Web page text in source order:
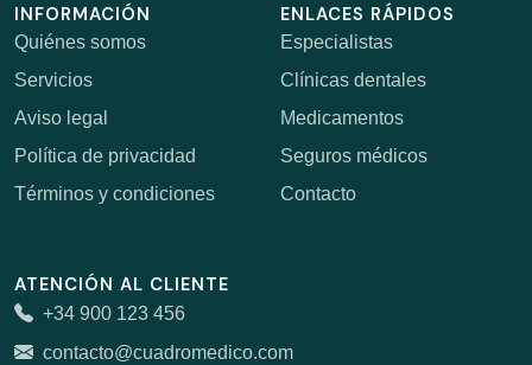
INFORMACIÓN
Quiénes somos
Servicios
Aviso legal
Política de privacidad
Términos y condiciones
ENLACES RÁPIDOS
Especialistas
Clínicas dentales
Medicamentos
Seguros médicos
Contacto
ATENCIÓN AL CLIENTE
+34 900 123 456
contacto@cuadromedico.com